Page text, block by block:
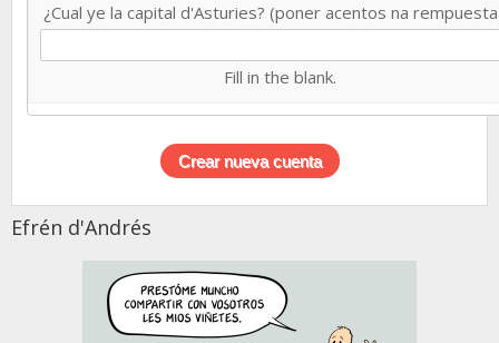
¿Cual ye la capital d'Asturies? (poner acentos na
Fill in the blank.
Efrén d'Andrés